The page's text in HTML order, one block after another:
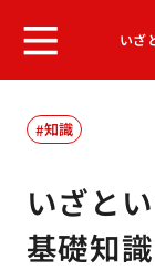
いざ
知識
いざと
基礎知識